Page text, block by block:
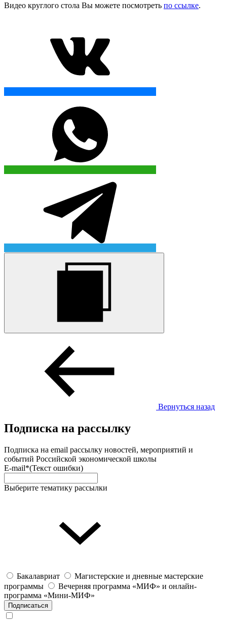
Видео круглого стола Вы можете посмотреть по ссылке.
Вернуться назад
Подписка на рассылку
Подписка на email рассылку новостей, мероприятий и
событий Российской экономической школы
E-mail*(Текст ошибки)
Выберите тематику рассылки
Бакалавриат
Магистерские и дневные мастерские
программы
Вечерняя программа «МИФ» и онлайн-
программа «Мини-МИФ»
Подписаться